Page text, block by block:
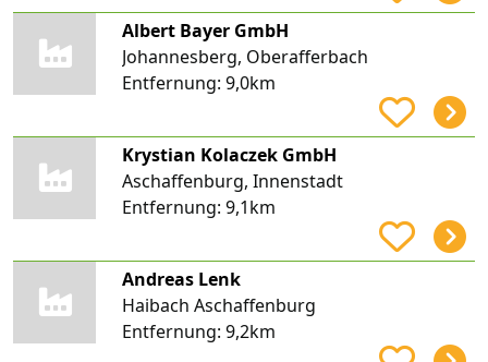
Albert Bayer GmbH
Johannesberg, Oberafferbach
Entfernung: 9,0km
Krystian Kolaczek GmbH
Aschaffenburg, Innenstadt
Entfernung: 9,1km
Andreas Lenk
Haibach Aschaffenburg
Entfernung: 9,2km